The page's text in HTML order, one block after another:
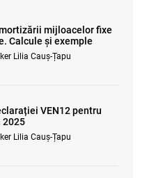
mijloacelor fixe
Calcule și exemple
Lilia Cauș-Țapu
VEN12 pentru
2025
Lilia Cauș-Țapu